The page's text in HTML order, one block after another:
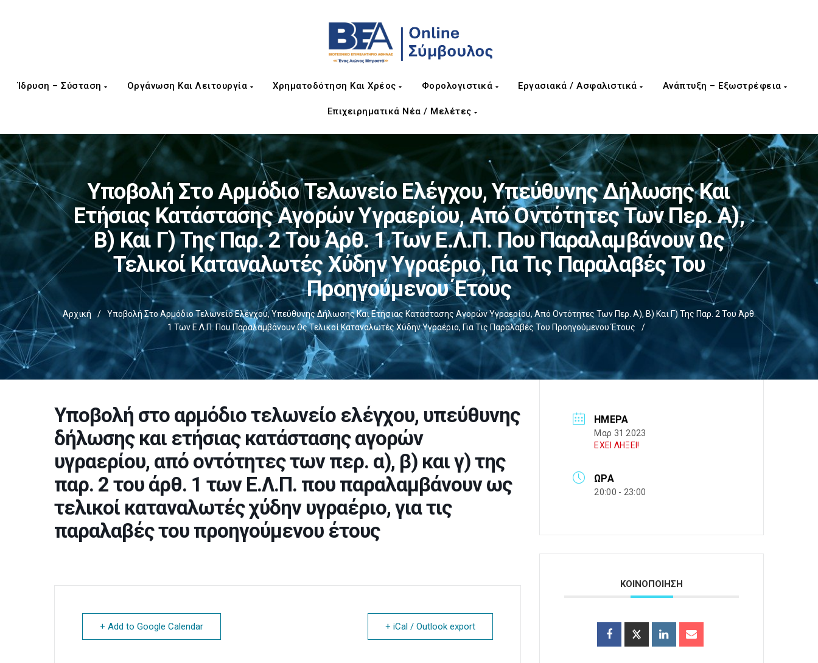
Ίδρυση – Σύσταση Οργάνωση Και Λειτουργία Χρηματοδότηση Και Χρέος Φορολογιστικά Εργασιακά / Ασφαλιστικά Ανάπτυξη – Εξωστρέφεια
Επιχειρηματικά Νέα / Μελέτες
Υποβολή Στο Αρμόδιο Τελωνείο Ελέγχου, Υπεύθυνης Δήλωσης Και
Ετήσιας Κατάστασης Αγορών Υγραερίου, Από Οντότητες Των Περ. Α),
Β) Και Γ) Της Παρ. 2 Του Άρθ. 1 Των Ε.Λ.Π. Που Παραλαμβάνουν Ως
Τελικοί Καταναλωτές Χύδην Υγραέριο, Για Τις Παραλαβές Του
Προηγούμενου Έτους
Αρχική /
Υποβολή Στο Αρμόδιο Τελωνείο Ελέγχου, Υπεύθυνης Δήλωσης Και Ετήσιας Κατάστασης Αγορών Υγραερίου, Από Οντότητες Των Περ. Α), Β) Και Γ) Της Παρ. 2 Του Άρθ.
1 Των Ε.Λ.Π. Που Παραλαμβάνουν Ως Τελικοί Καταναλωτές Χύδην Υγραέριο, Για Τις Παραλαβές Του Προηγούμενου Έτους
/
Υποβολή στο αρμόδιο τελωνείο ελέγχου, υπεύθυνης
δήλωσης και ετήσιας κατάστασης αγορών
υγραερίου, από οντότητες των περ. α), β) και γ) της
παρ. 2 του άρθ. 1 των Ε.Λ.Π. που παραλαμβάνουν ως
τελικοί καταναλωτές χύδην υγραέριο, για τις
παραλαβές του προηγούμενου έτους
+ Add to Google Calendar + iCal / Outlook export
ΗΜΈΡΑ
Μαρ 31 2023
ΕΧΕΙ ΛΗΞΕΙ!
ΏΡΑ
20:00 - 23:00
ΚΟΙΝΟΠΟΙΗΣΗ